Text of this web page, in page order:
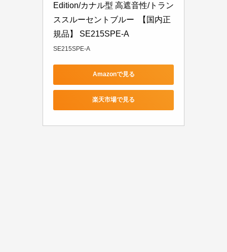
Edition/カナル型 高遮音性/トラン
ススルーセントブルー  【国内正
規品】 SE215SPE-A
SE215SPE-A
Amazonで見る
楽天市場で見る